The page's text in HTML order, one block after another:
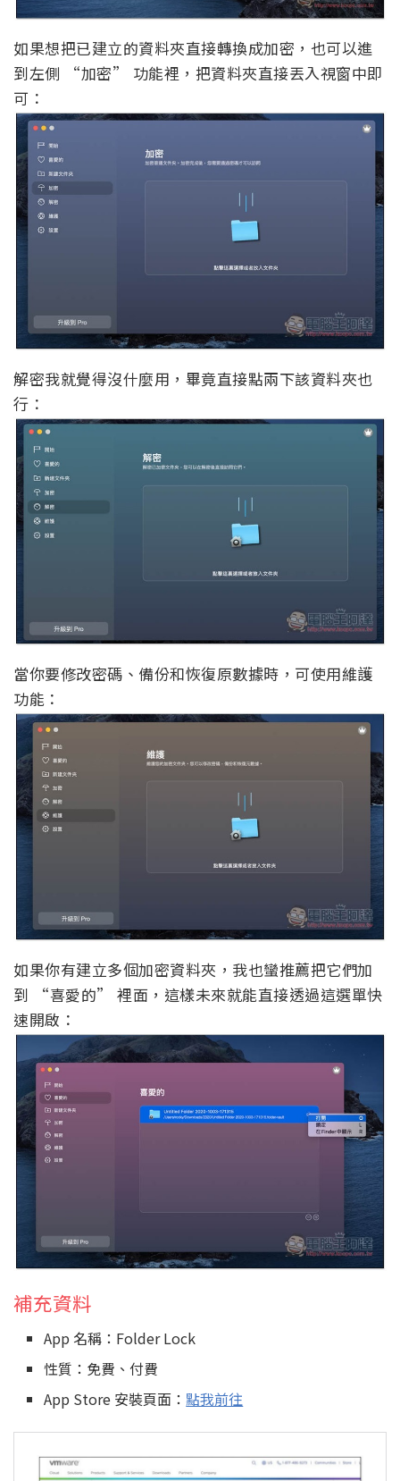
如果想把已建立的資料夾直接轉換成加密，也可以進
到左側 “加密” 功能裡，把資料夾直接丟入視窗中即
可：
解密我就覺得沒什麼用，畢竟直接點兩下該資料夾也
行：
當你要修改密碼、備份和恢復原數據時，可使用維護
功能：
如果你有建立多個加密資料夾，我也蠻推薦把它們加
到 “喜愛的” 裡面，這樣未來就能直接透過這選單快
速開啟：
補充資料
App 名稱：Folder Lock
性質：免費、付費
App Store 安裝頁面：點我前往